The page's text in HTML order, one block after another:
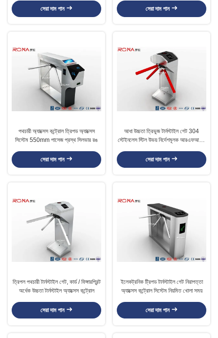
সেরা দাম পান সেরা দাম পান
পথচারী অ্যাক্সেস কন্ট্রোল ত্রিপড অ্যাক্সেস
সিস্টেম 550mm পাসেজ প্রস্থ সিলভার রঙ
সেরা দাম পান
আধা উচ্চতা ত্রিভুজ টার্নস্টাইল গেট 304
স্টেইনলেস স্টিল উভয় নির্দেশমূলক আরএফআইডি
সেরা দাম পান
ত্রিপল পথচারী টার্নস্টাইল গেট, কার্ড / ফিঙ্গারপ্রিন্ট
অর্ধেক উচ্চতা টার্নস্টাইল অ্যাক্সেস কন্ট্রোল
সেরা দাম পান
ইলেকট্রনিক ট্রিপড টার্নস্টাইল গেট নিরাপত্তা
অ্যাক্সেস কন্ট্রোল সিস্টেম নিয়মিত খোলা সময়
সেরা দাম পান